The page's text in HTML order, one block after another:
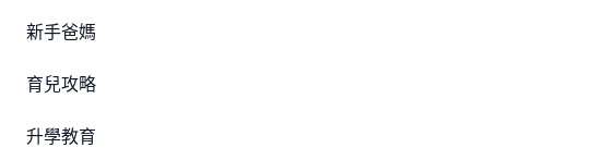
新手爸媽
育兒攻略
升學教育